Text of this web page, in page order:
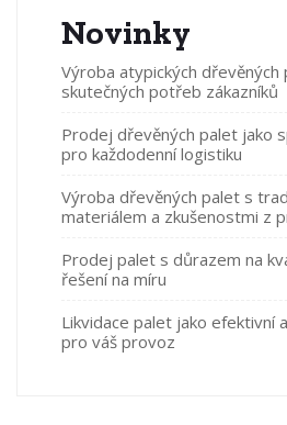
Novinky
Výroba atypických dřevěných
skutečných potřeb zákazníků
Prodej dřevěných palet jako
pro každodenní logistiku
Výroba dřevěných palet s
materiálem a zkušenostmi z
Prodej palet s důrazem na
řešení na míru
Likvidace palet jako efektivní
pro váš provoz